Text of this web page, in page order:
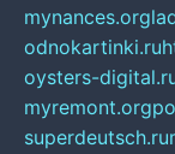
mynances.org
odnokartinki.ru
oysters-
myremont.org
superdeutsch.ru